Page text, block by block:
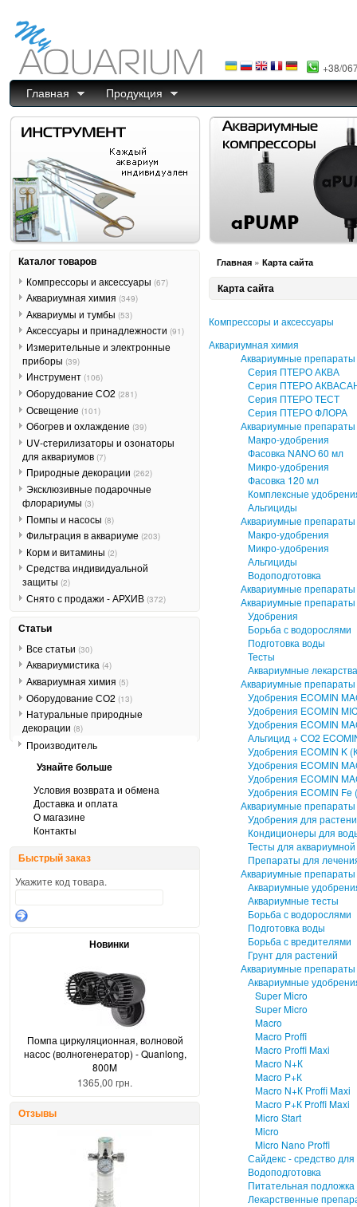
+38/
Главная Продукция
Главная » Карта сайта
Карта сайта
Компрессоры и аксессуары
Аквариумная химия
Аквариумные препараты
Серия ПТЕРО АКВА
Серия ПТЕРО
Серия ПТЕРО ТЕСТ
Серия ПТЕРО ФЛОРА
Аквариумные
Макро-удобрения
Фасовка NANO 60 мл
Микро-удобрения
Фасовка 120 мл
Комплексные
Альгициды
Аквариумные препараты
Макро-удобрения
Микро-удобрения
Альгициды
Водоподготовка
Аквариумные
Аквариумные
Удобрения
Борьба с водорослями
Подготовка воды
Тесты
Аквариумные лекарства
Аквариумные препараты
Удобрения ECOMIN
Удобрения ECOMIN
Удобрения ECOMIN
Альгицид + СО2
Удобрения ECOMIN K
Удобрения ECOMIN
Удобрения ECOMIN
Удобрения ECOMIN
Аквариумные препараты
Удобрения для
Кондиционеры для
Тесты для
Препараты для
Аквариумные препараты
Аквариумные
Аквариумные тесты
Борьба с водорослями
Подготовка воды
Борьба с вредителями
Грунт для растений
Аквариумные препараты
Аквариумные
Super Micro
Super Micro
Macro
Macro Proffi
Macro Proffi Maxi
Macro N+К
Macro P+К
Маcro N+К Proffi Maxi
Маcro P+К Proffi Maxi
Micro Start
Micro
Micro Nano Proffi
Сайдекс - средство
Водоподготовка
Питательная
Лекарственные
Каталог товаров
Компрессоры и аксессуары (67)
Аквариумная химия (349)
Аквариумы и тумбы (53)
Аксессуары и принадлежности (91)
Измерительные и электронные
приборы (39)
Инструмент (106)
Оборудование СО2 (281)
Освещение (101)
Обогрев и охлаждение (39)
UV-стерилизаторы и озонаторы
для аквариумов (7)
Природные декорации (262)
Эксклюзивные подарочные
флорариумы (3)
Помпы и насосы (8)
Фильтрация в аквариуме (203)
Корм и витамины (2)
Средства индивидуальной
защиты (2)
Снято с продажи - АРХИВ (372)
Статьи
Все статьи (30)
Аквариумистика (4)
Аквариумная химия (5)
Оборудование СО2 (13)
Натуральные природные
декорации (8)
Производитель
Узнайте больше
Условия возврата и обмена
Доставка и оплата
О магазине
Контакты
Быстрый заказ
Укажите код товара.
Новинки
Помпа циркуляционная, волновой
насос (волногенератор) - Quanlong,
800M
1365,00 грн.
Отзывы